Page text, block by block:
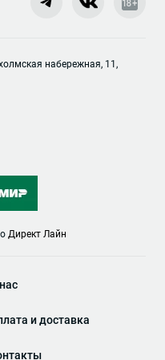
и доставка
набережная, 11,
Директ Лайн